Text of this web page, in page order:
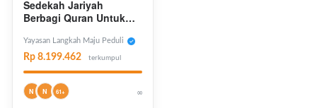
Sedekah Jariyah
Berbagi Quran Untuk
Yayasan Langkah Maju Peduli
Rp 8.199.462 terkumpul
N N 61+ ∞